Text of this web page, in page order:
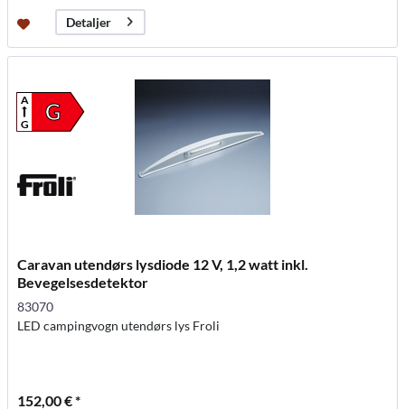
Detaljer
G
A
G
Caravan utendørs lysdiode 12 V, 1,2 watt inkl.
Bevegelsesdetektor
83070
LED campingvogn utendørs lys Froli
152,00 € *